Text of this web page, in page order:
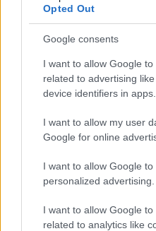
Opted Out
Google consents
I want to allow Google
related to advertising
device identifiers in apps.
I want to allow my user
Google for online
I want to allow Google to
personalized advertising.
I want to allow Google
related to analytics like
Függönykarnis-
1. A plafon és az
húzzunk egy
húzzunk egy 45 fokos
induljon a karnis!